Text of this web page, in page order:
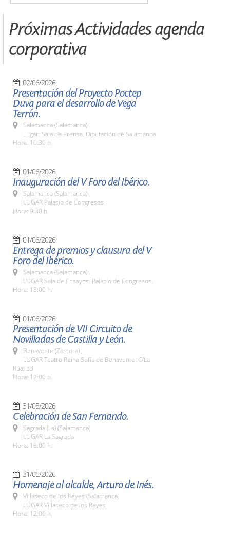
Próximas Actividades agenda
corporativa
02/06/2026
Presentación del Proyecto Poctep
Duva para el desarrollo de Vega
Terrón.
Salamanca (Salamanca)
Lugar: Sala de Prensa. Diputación de Salamanca
Hora: 10:30 h.
01/06/2026
Inauguración del V Foro del Ibérico.
Salamanca (Salamanca)
LUGAR Palacio de Congresos
Hora: 9:30 h.
01/06/2026
Entrega de premios y clausura del V
Foro del Ibérico.
Salamanca (Salamanca)
LUGAR Sala de Ensayos. Palacio de Congresos.
Hora: 18:00 h.
01/06/2026
Presentación de VII Circuito de
Novilladas de Castilla y León.
Benavente (Zamora)
LUGAR Teatro Reina Sofía de Benavente. C/La
Rúa, 33
Hora: 12:00 h.
31/05/2026
Celebración de San Fernando.
Sagrada (La) (Salamanca)
LUGAR La Sagrada
Hora: 15:00 h.
31/05/2026
Homenaje al alcalde, Arturo de Inés.
Villaseco de los Reyes (Salamanca)
LUGAR Villaseco de los Reyes
Hora: 12:00 h.